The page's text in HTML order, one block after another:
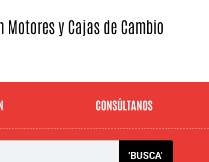
Motores y Cajas de Cambio
CONSÚLTANOS
'BUSCA'